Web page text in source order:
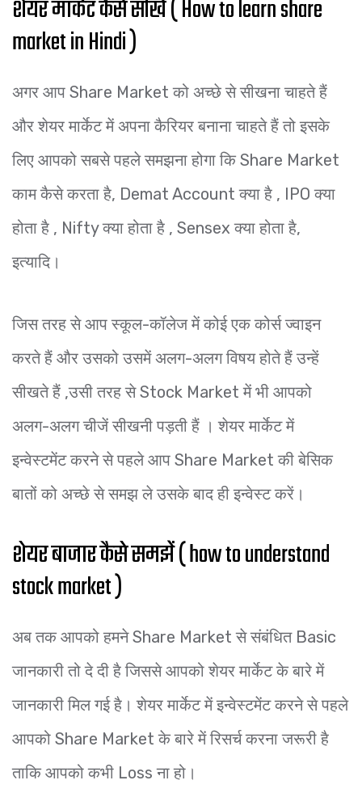
शेयर मार्केट कैसे सीखे ( How to learn share
market in Hindi )
अगर आप Share Market को अच्छे से सीखना चाहते हैं
और शेयर मार्केट में अपना कैरियर बनाना चाहते हैं तो इसके
लिए आपको सबसे पहले समझना होगा कि Share Market
काम कैसे करता है, Demat Account क्या है , IPO क्या
होता है , Nifty क्या होता है , Sensex क्या होता है,
इत्यादि।
जिस तरह से आप स्कूल-कॉलेज में कोई एक कोर्स ज्वाइन
करते हैं और उसको उसमें अलग-अलग विषय होते हैं उन्हें
सीखते हैं ,उसी तरह से Stock Market में भी आपको
अलग-अलग चीजें सीखनी पड़ती हैं । शेयर मार्केट में
इन्वेस्टमेंट करने से पहले आप Share Market की बेसिक
बातों को अच्छे से समझ ले उसके बाद ही इन्वेस्ट करें।
शेयर बाजार कैसे समझें ( how to understand
stock market )
अब तक आपको हमने Share Market से संबंधित Basic
जानकारी तो दे दी है जिससे आपको शेयर मार्केट के बारे में
जानकारी मिल गई है। शेयर मार्केट में इन्वेस्टमेंट करने से पहले
आपको Share Market के बारे में रिसर्च करना जरूरी है
ताकि आपको कभी Loss ना हो।